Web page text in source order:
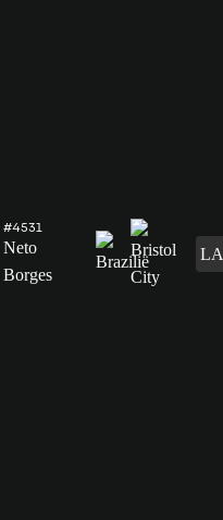
#4531
Neto
Borges
LA